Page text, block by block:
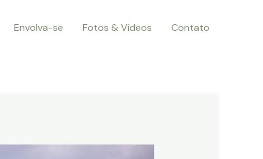
Envolva-se Fotos & Vídeos Contato